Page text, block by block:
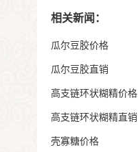
相关新闻：
瓜尔豆胶价格
瓜尔豆胶直销
高支链环状糊精价格
高支链环状糊精直销
壳寡糖价格